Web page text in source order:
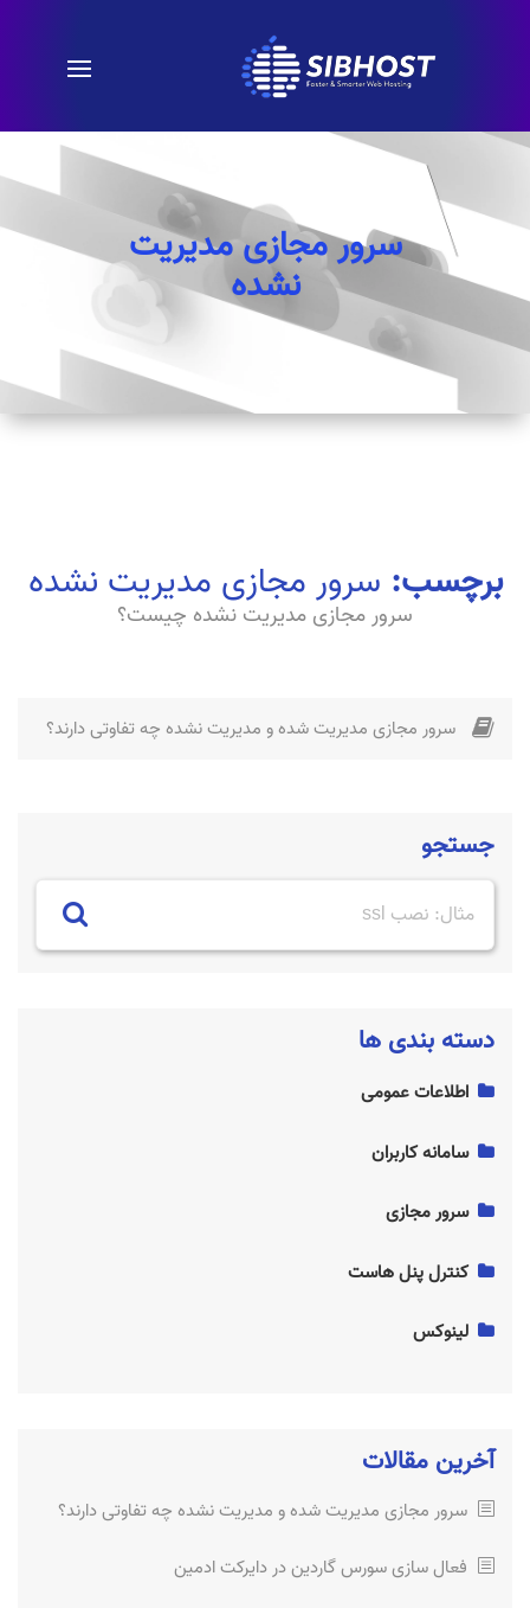
سرور مجازی مدیریت
نشده
برچسب: سرور مجازی مدیریت نشده
سرور مجازی مدیریت نشده چیست؟
سرور مجازی مدیریت شده و مدیریت نشده چه تفاوتی دارند؟
جستجو
دسته بندی ها
اطلاعات عمومی
سامانه کاربران
سرور مجازی
کنترل پنل هاست
آموزش نصب ssl رایگان
لینوکس
آخرین مقالات
سرور مجازی مدیریت شده و مدیریت نشده چه تفاوتی دارند؟
فعال سازی سورس گاردین در دایرکت ادمین